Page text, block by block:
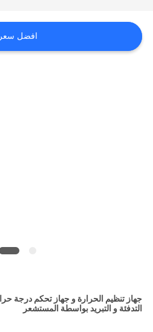
جميع
افضل سعر
التدفئة و التبريد بواسطة المستشعر